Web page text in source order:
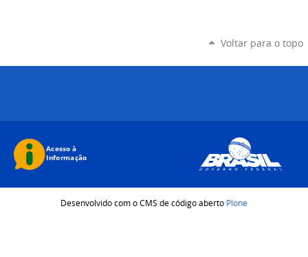
Voltar para o topo
Desenvolvido com o CMS de código aberto Plone